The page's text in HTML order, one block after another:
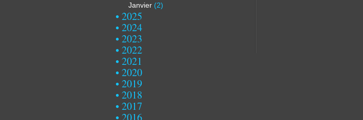
Janvier (2)
2025
2024
2023
2022
2021
2020
2019
2018
2017
2016